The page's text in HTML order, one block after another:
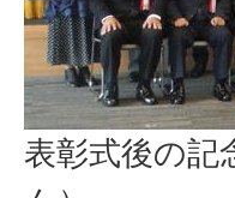
表彰式後の記